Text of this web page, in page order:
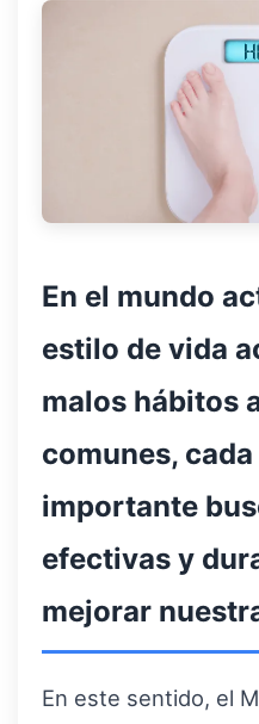
En el mundo
estilo de vida
malos hábitos
comunes,
importante
efectivas y
mejorar
En este sentido, el